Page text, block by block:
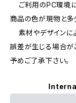
ご利用のPC環境
商品の色が現物と多
素材やデザインに
誤差が生じる場合が
予めご了承下さい。